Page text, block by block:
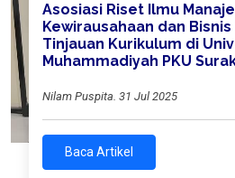
Asosiasi Riset Ilmu
Kewirausahaan dan Bisnis
Tinjauan Kurikulum di
Muhammadiyah PKU
Nilam Puspita. 31 Jul 2025
Baca Artikel